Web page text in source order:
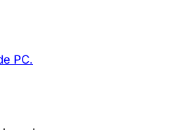
PC.